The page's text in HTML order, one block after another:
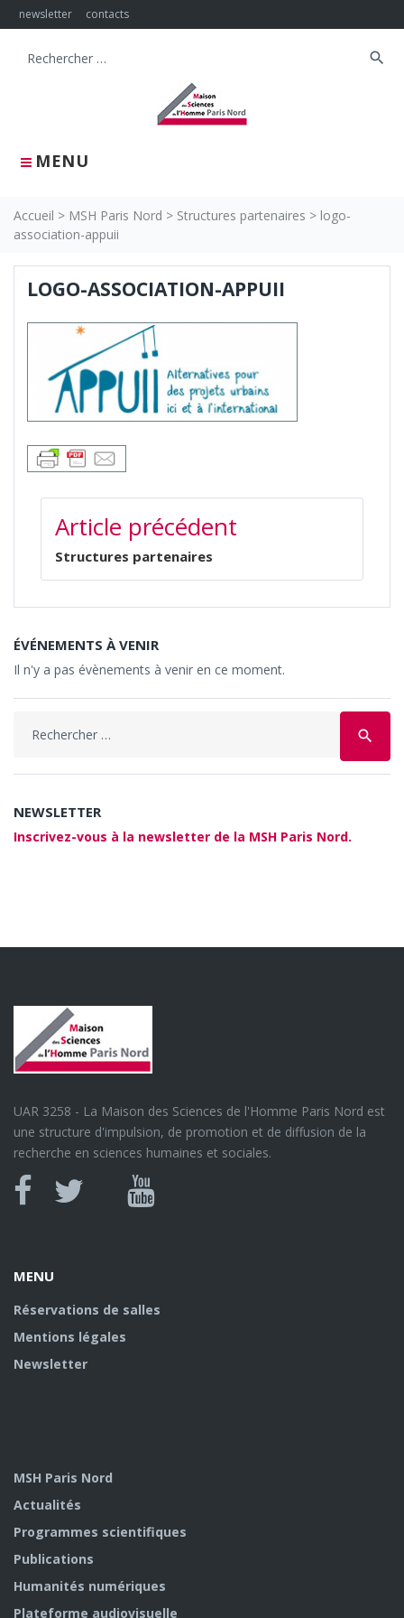
Skip
to
newsletter contacts
MENU
Search
search
Accueil > MSH Paris Nord > Structures partenaires > logo-
association-appuii
LOGO-ASSOCIATION-APPUII
NAVIGATION
DE
L’ARTICLE
Article précédent
Structures partenaires
ÉVÉNEMENTS À VENIR
Il n'y a pas évènements à venir en ce moment.
search
NEWSLETTER
Inscrivez-vous à la newsletter de la MSH Paris Nord.
UAR 3258 - La Maison des Sciences de l'Homme Paris Nord est
une structure d'impulsion, de promotion et de diffusion de la
recherche en sciences humaines et sociales.
Canal
MENU
Réservations de salles
Mentions légales
Newsletter
MSH Paris Nord
Actualités
Programmes scientifiques
Publications
Humanités numériques
Plateforme audiovisuelle